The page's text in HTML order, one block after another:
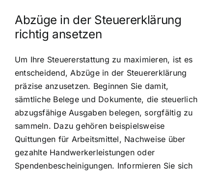
Abzüge in der Steuererklärung
richtig ansetzen
Um Ihre Steuererstattung zu maximieren, ist es
entscheidend, Abzüge in der Steuererklärung
präzise anzusetzen. Beginnen Sie damit,
sämtliche Belege und Dokumente, die steuerlich
abzugsfähige Ausgaben belegen, sorgfältig zu
sammeln. Dazu gehören beispielsweise
Quittungen für Arbeitsmittel, Nachweise über
gezahlte Handwerkerleistungen oder
Spendenbescheinigungen. Informieren Sie sich